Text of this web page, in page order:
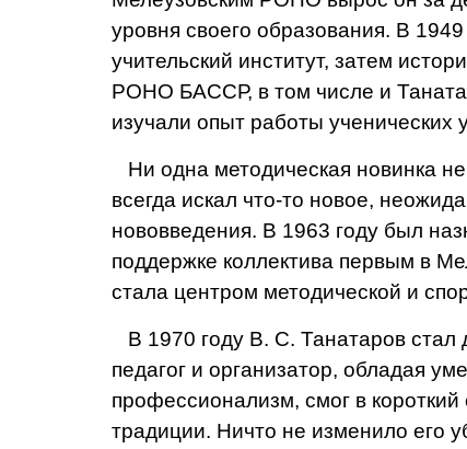
уровня своего образования. В
учительский институт, затем
РОНО БАССР, в том числе и
изучали опыт ра­боты ученических
Ни одна методическая новинка
всегда искал что-то новое,
нововведения. В 1963 году был
поддержке коллектива пер­вым в
стала центром методической и
В 1970 году В. С. Танатаров
педагог и организатор, об­ладая
профессионализм, смог в
традиции. Ничто не изменило его